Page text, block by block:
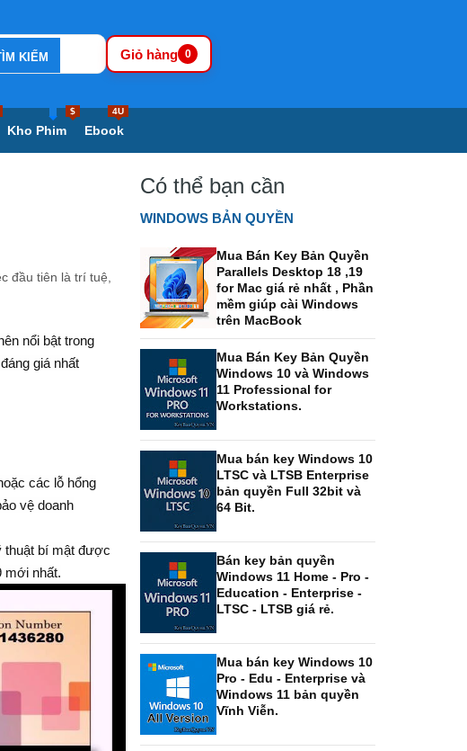
Giỏ hàng 0
Kho Phim
$
Ebook
4U
đầu tiên là trí tuệ,
nổi bật trong
giá nhất
các lỗ hổng
vệ doanh
thuật bí mật được
mới nhất.
Có thể bạn cần
WINDOWS BẢN QUYỀN
Mua Bán Key Bản Quyền
Parallels Desktop 18 ,19
for Mac giá rẻ nhất , Phần
mềm giúp cài Windows
trên MacBook
Mua Bán Key Bản Quyền
Windows 10 và Windows
11 Professional for
Workstations.
Mua bán key Windows 10
LTSC và LTSB Enterprise
bản quyền Full 32bit và
64 Bit.
Bán key bản quyền
Windows 11 Home - Pro -
Education - Enterprise -
LTSC - LTSB giá rẻ.
Mua bán key Windows 10
Pro - Edu - Enterprise và
Windows 11 bản quyền
Vĩnh Viễn.